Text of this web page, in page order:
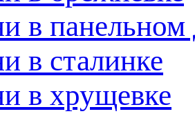
в панельном
в сталинке
в хрущевке